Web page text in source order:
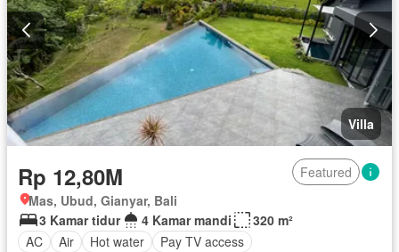
Villa
Rp 12,80M
Featured
Mas, Ubud, Gianyar, Bali
3 Kamar tidur
4 Kamar mandi
320 m²
AC
Air Hot water
Pay TV access